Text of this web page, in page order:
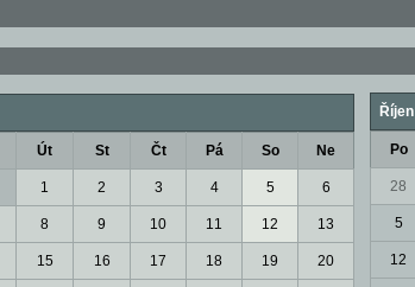
Út St Čt Pá So Ne
1 2 3 4 5 6
8 9 10 11 12 13
15 16 17 18 19 20
Říjen
Po
28
5
12